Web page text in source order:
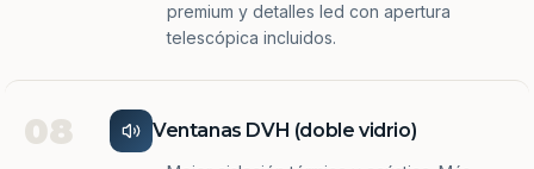
premium y detalles led con apertura
telescópica incluidos.
08 Ventanas DVH (doble vidrio)